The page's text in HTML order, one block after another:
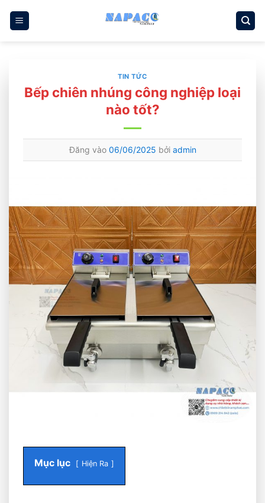
qua
TIN TỨC
Bếp chiên nhúng công nghiệp loại
nào tốt?
Đăng vào 06/06/2025 bởi admin
Mục lục Hiện Ra